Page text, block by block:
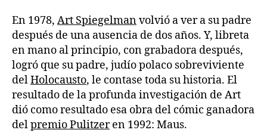
En 1978, Art Spiegelmanvolvió a ver a su padre
después de una ausencia de dos años. Y, libreta
en mano al principio, con grabadora después,
logró que su padre, judío polaco sobreviviente
delHolocausto, le contase toda su historia. El
resultado de la profunda investigación de Art
dió como resultado esa obra del cómic ganadora
delpremio Pulitzeren 1992: Maus.